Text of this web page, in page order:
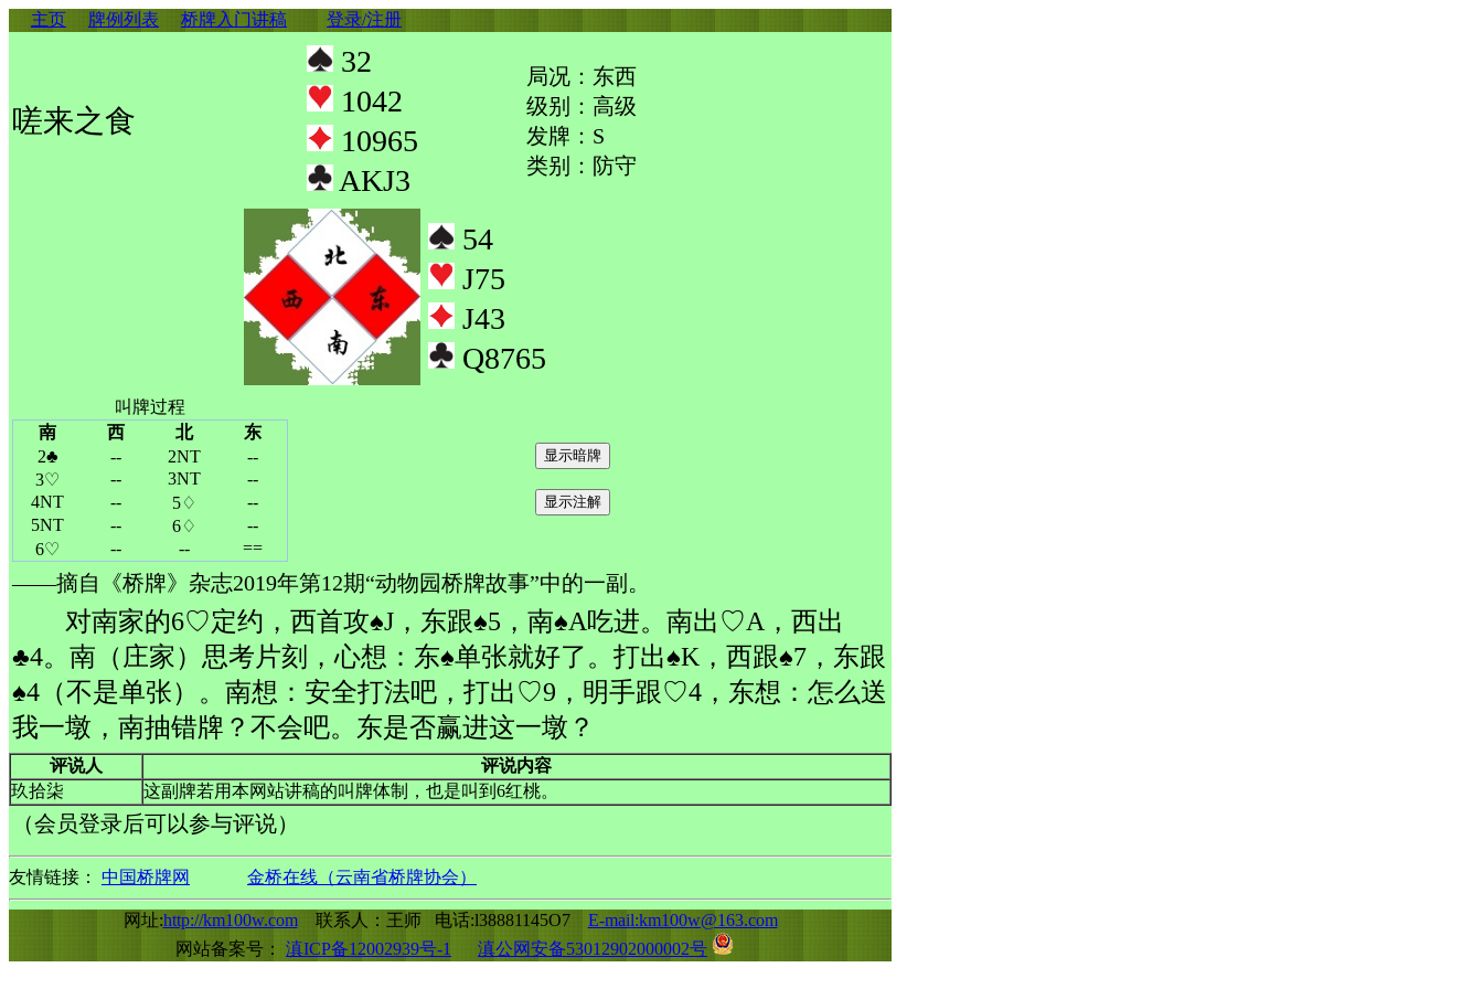
主页 牌例列表 桥牌入门讲稿 登录/注册
嗟来之食
32
1042
10965
AKJ3
局况：东西
级别：高级
发牌：S
类别：防守
54
J75
J43
Q8765
叫牌过程
南
西 北
东
2♣
-- 2NT
--
3♡
-- 3NT
--
4NT
-- 5♢
--
5NT
-- 6♢
--
6♡
-- -- ==
——摘自《桥牌》杂志2019年第12期“动物园桥牌故事”中的一副。
对南家的6♡定约，西首攻♠J，东跟♠5，南♠A吃进。南出♡A，西出
♣4。南（庄家）思考片刻，心想：东♠单张就好了。打出♠K，西跟♠7，东跟
♠4（不是单张）。南想：安全打法吧，打出♡9，明手跟♡4，东想：怎么送
我一墩，南抽错牌？不会吧。东是否赢进这一墩？
评说人
评说内容
玖拾柒
这副牌若用本网站讲稿的叫牌体制，也是叫到6红桃。
（会员登录后可以参与评说）
友情链接： 中国桥牌网 金桥在线（云南省桥牌协会）
网址:http://km100w.com联系人：王师 电话:l38881145O7 E-mail:km100w@163.com
网站备案号： 滇ICP备12002939号-1 滇公网安备53012902000002号